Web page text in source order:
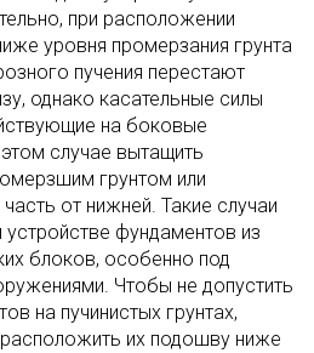
при расположении
уровня промерзания грунта
пучения перестают
однако касательные силы
на боковые
случае вытащить
грунтом или
от нижней. Такие случаи
фундаментов из
блоков, особенно под
Чтобы не допустить
на пучинистых грунтах,
их подошву ниже